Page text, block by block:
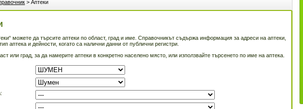
> Аптеки
можете да търсите аптеки по област, град и име. Справочникът съдържа информация за адреси на аптеки,
аптека и дейности, когато са налични данни от публични регистри.
или град, за да намерите аптеки в конкретно населено място, или използвайте търсенето по име на аптека.